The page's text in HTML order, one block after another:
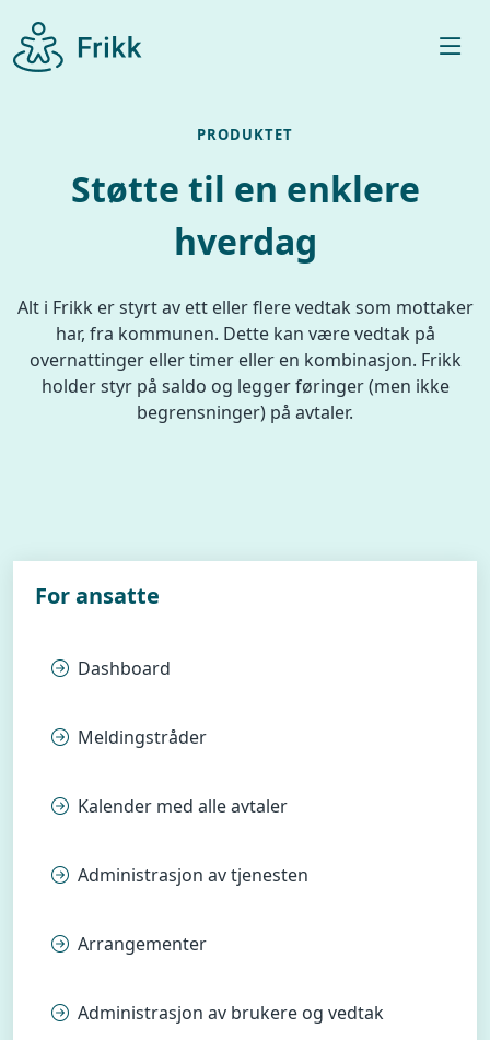
PRODUKTET
Støtte til en enklere
hverdag
Alt i Frikk er styrt av ett eller flere vedtak som mottaker
har, fra kommunen. Dette kan være vedtak på
overnattinger eller timer eller en kombinasjon. Frikk
holder styr på saldo og legger føringer (men ikke
begrensninger) på avtaler.
For ansatte
Dashboard
Meldingstråder
Kalender med alle avtaler
Administrasjon av tjenesten
Arrangementer
Administrasjon av brukere og vedtak